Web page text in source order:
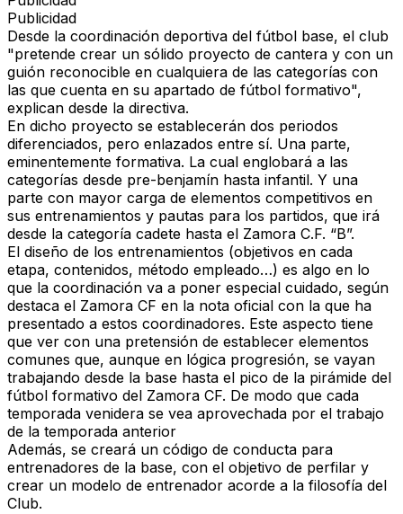
Publicidad
Desde la coordinación deportiva del fútbol base, el club
"pretende crear un sólido proyecto de cantera y con un
guión reconocible en cualquiera de las categorías con
las que cuenta en su apartado de fútbol formativo",
explican desde la directiva.
En dicho proyecto se establecerán dos periodos
diferenciados, pero enlazados entre sí. Una parte,
eminentemente formativa. La cual englobará a las
categorías desde pre-benjamín hasta infantil. Y una
parte con mayor carga de elementos competitivos en
sus entrenamientos y pautas para los partidos, que irá
desde la categoría cadete hasta el Zamora C.F. “B”.
El diseño de los entrenamientos (objetivos en cada
etapa, contenidos, método empleado…) es algo en lo
que la coordinación va a poner especial cuidado, según
destaca el Zamora CF en la nota oficial con la que ha
presentado a estos coordinadores. Este aspecto tiene
que ver con una pretensión de establecer elementos
comunes que, aunque en lógica progresión, se vayan
trabajando desde la base hasta el pico de la pirámide del
fútbol formativo del Zamora CF. De modo que cada
temporada venidera se vea aprovechada por el trabajo
de la temporada anterior
Además, se creará un código de conducta para
entrenadores de la base, con el objetivo de perfilar y
crear un modelo de entrenador acorde a la filosofía del
Club.